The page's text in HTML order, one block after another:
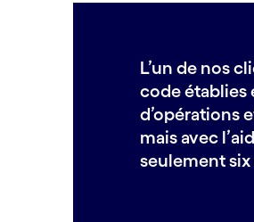
L’un de nos
code établies
d’opérations
mais avec
seulement